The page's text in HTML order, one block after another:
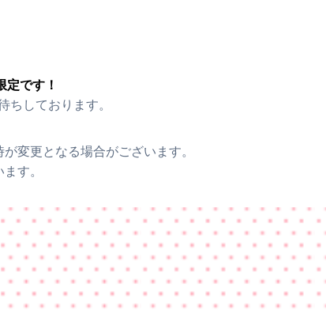
定です！
ちしております。
変更となる場合がございます。
す。